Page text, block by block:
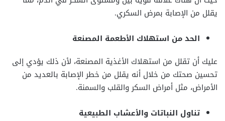
يقلل من الإصابة بمرض السكري.
الحد من استهلاك الأطعمة المصنعة
عليك أن تقلل من استهلاك الأغذية المصنعة، لأن ذلك يؤدي إلى
تحسين صحتك من خلال أنه يقلل من خطر الإصابة بالعديد من
الأمراض، مثل أمراض السكر والقلب والسمنة.
تناول النباتات والأعشاب الطبيعية